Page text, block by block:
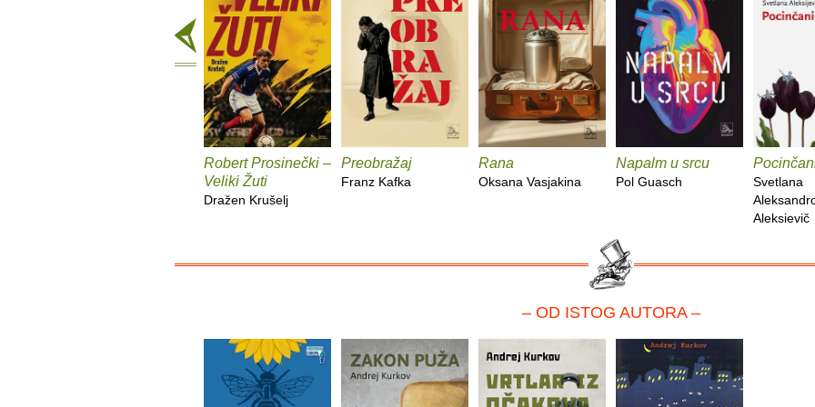
Robert Prosinečki –
Veliki Žuti
Dražen Krušelj
Preobražaj
Franz Kafka
Rana
Oksana Vasjakina
Napalm u srcu
Pol Guasch
Svetlana
Aleksievič
– OD ISTOG AUTORA –